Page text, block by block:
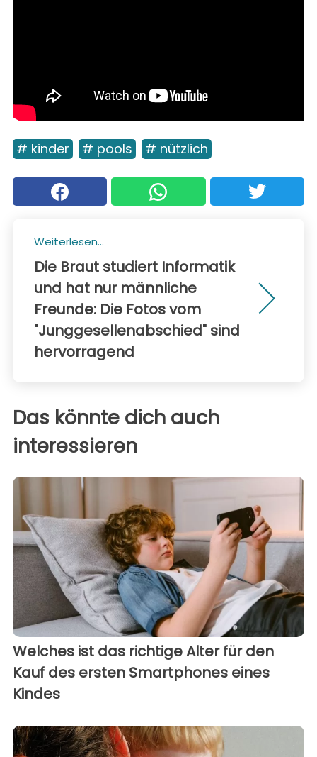
# kinder # pools # nützlich
Weiterlesen...
Die Braut studiert Informatik
und hat nur männliche
Freunde: Die Fotos vom
"Junggesellenabschied" sind
hervorragend
Das könnte dich auch
interessieren
Welches ist das richtige Alter für den
Kauf des ersten Smartphones eines
Kindes